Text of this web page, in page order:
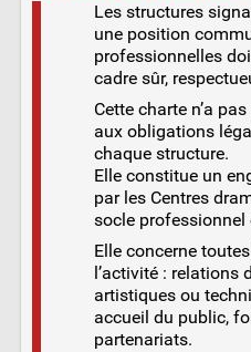
Les structures
une position
professionnelles
cadre sûr,
Cette charte n’a
aux obligations
chaque structure.
Elle constitue un
par les Centres
socle professionnel
Elle concerne
l’activité : relations
artistiques ou
accueil du public,
partenariats.